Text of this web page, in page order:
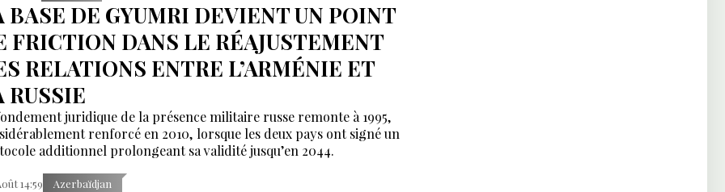
BASE DE GYUMRI DEVIENT UN POINT
FRICTION DANS LE RÉAJUSTEMENT
RELATIONS ENTRE L’ARMÉNIE ET
RUSSIE
juridique de la présence militaire russe remonte à 1995,
renforcé en 2010, lorsque les deux pays ont signé un
additionnel prolongeant sa validité jusqu’en 2044.
14:59 Azerbaïdjan